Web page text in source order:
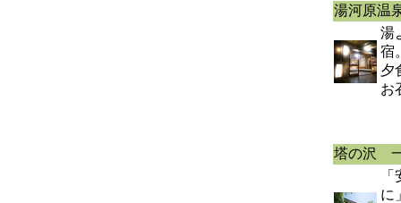
湯河原温
湯
宿
夕
お
塔の沢
に